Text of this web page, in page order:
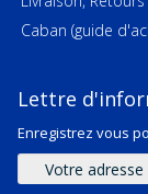
Caban (guide
Lettre
Enregistrez vous
Adresse
e-